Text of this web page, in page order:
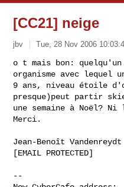
[CC21] neige
jbv Tue, 28 Nov 2006
o t mais bon:
organisme avec lequel
9 ans, niveau étoile
presque)peut partir
une semaine à Noël?
Merci.
Jean-Benoît Vandenreydt
[EMAIL PROTECTED]
--